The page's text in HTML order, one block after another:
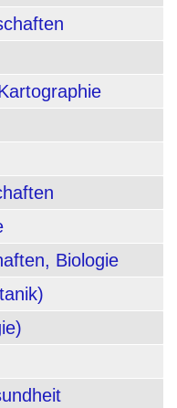
Biologie